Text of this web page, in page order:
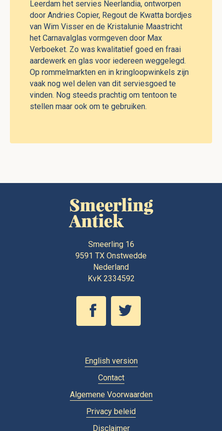
Leerdam het servies Neerlandia, ontworpen
door Andries Copier, Regout de Kwatta bordjes
van Wim Visser en de Kristalunie Maastricht
het Carnavalglas vormgeven door Max
Verboeket. Zo was kwalitatief goed en fraai
aardewerk en glas voor iedereen weggelegd.
Op rommelmarkten en in kringloopwinkels zijn
vaak nog wel delen van dit serviesgoed te
vinden. Nog steeds prachtig om tentoon te
stellen maar ook om te gebruiken.
Smeerling 16
9591 TX Onstwedde
Nederland
KvK 2334592
English version
Contact
Algemene Voorwaarden
Privacy beleid
Disclaimer